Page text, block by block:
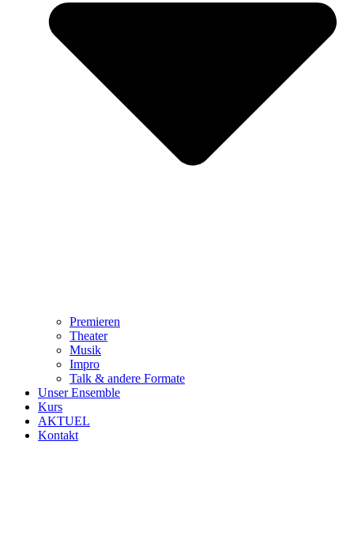
Premieren
Theater
Musik
Impro
Talk & andere Formate
Unser Ensemble
Kurs
AKTUEL
Kontakt